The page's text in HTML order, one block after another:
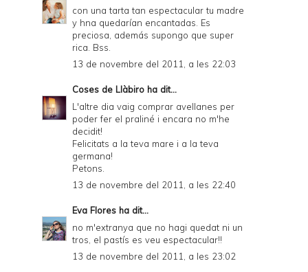
con una tarta tan espectacular tu madre
y hna quedarían encantadas. Es
preciosa, además supongo que super
rica. Bss.
13 de novembre del 2011, a les 22:03
Coses de Llàbiro ha dit...
L'altre dia vaig comprar avellanes per
poder fer el praliné i encara no m'he
decidit!
Felicitats a la teva mare i a la teva
germana!
Petons.
13 de novembre del 2011, a les 22:40
Eva Flores ha dit...
no m'extranya que no hagi quedat ni un
tros, el pastís es veu espectacular!!
13 de novembre del 2011, a les 23:02